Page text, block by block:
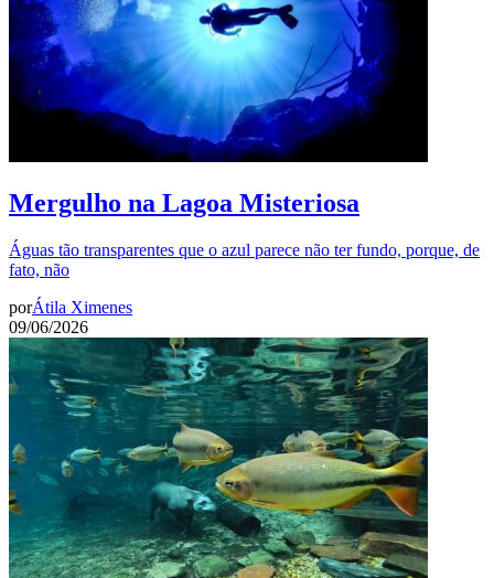
Mergulho na Lagoa Misteriosa
Águas tão transparentes que o azul parece não ter fundo, porque, de
fato, não
porÁtila Ximenes
09/06/2026